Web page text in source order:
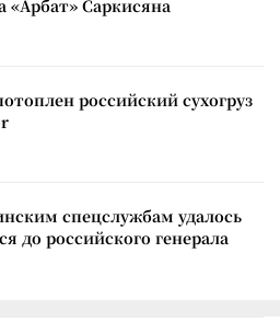
«Арбат» Саркисяна
российский сухогруз
спецслужбам удалось
до российского генерала